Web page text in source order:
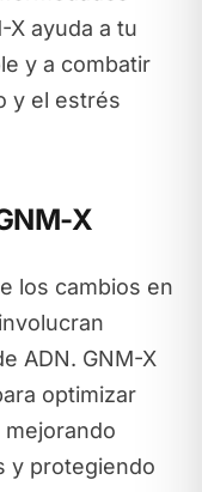
X ayuda a tu
y a combatir
y el estrés
X
los cambios en
ADN. GNM-X
optimizar
y protegiendo